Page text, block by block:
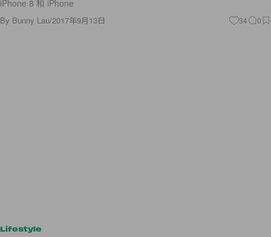
iPhone 8 和 iPhone
By Bunny Lau/2017年9月13日 34 0
Lifestyle